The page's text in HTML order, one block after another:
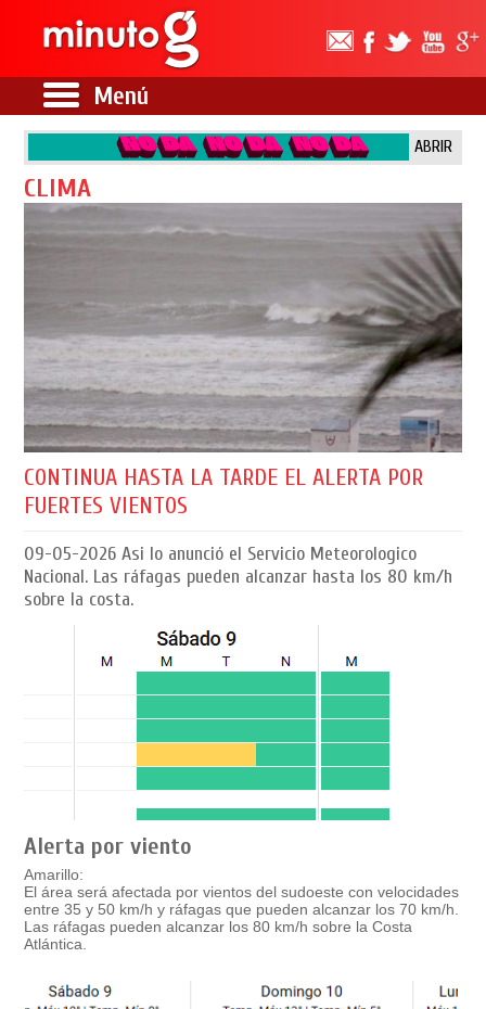
Menú
ABRIR
CLIMA
CONTINUA HASTA LA TARDE EL ALERTA POR
FUERTES VIENTOS
09-05-2026 Asi lo anunció el Servicio Meteorologico
Nacional. Las ráfagas pueden alcanzar hasta los 80 km/h
sobre la costa.
Alerta por viento
Amarillo:
El área será afectada por vientos del sudoeste con velocidades
entre 35 y 50 km/h y ráfagas que pueden alcanzar los 70 km/h.
Las ráfagas pueden alcanzar los 80 km/h sobre la Costa
Atlántica.